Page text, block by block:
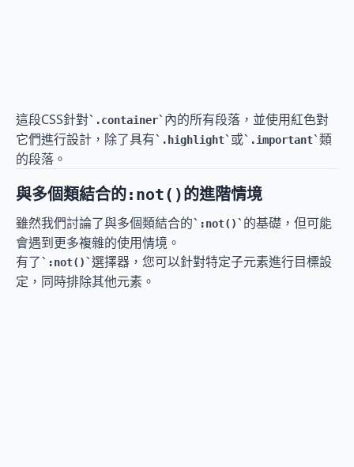
這段CSS針對 .container 內的所有段落，並使用紅色對
它們進行設計，除了具有
.highlight 或 .important 類
的段落。
與多個類結合的:not()的進階情境
雖然我們討論了與多個類結合的 :not()
的基礎，但可能
會遇到更多複雜的使用情境。
有了
:not()
選擇器，您可以針對特定子元素進行目標設
定，同時排除其他元素。